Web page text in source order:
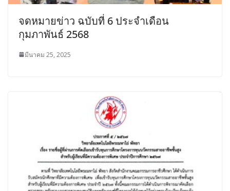
จดหมายข่าว ฉบับที่ 6 ประจำเดือน
กุมภาพันธ์ 2568
มีนาคม 25, 2025